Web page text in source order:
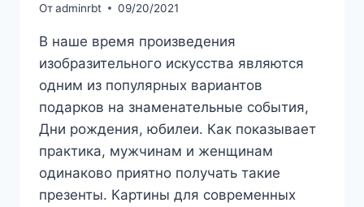
Отadminrbt 09/20/2021
В наше время произведения
изобразительного искусства являются
одним из популярных вариантов
подарков на знаменательные события,
Дни рождения, юбилеи. Как показывает
практика, мужчинам и женщинам
одинаково приятно получать такие
презенты. Картины для современных